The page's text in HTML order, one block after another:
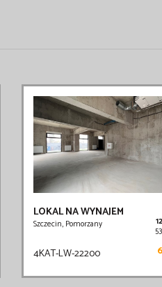
LOKAL NA WYNAJEM
Szczecin, Pomorzany
4KAT-LW-22200